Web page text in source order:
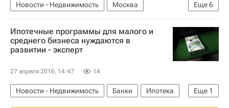
Еще6
Новости - Недвижимость
Москва
Памятники
Снос
Архитектура
Земельные участки
Городская среда
Россия
Ипотечные программы для малого и
среднего бизнеса нуждаются в
развитии - эксперт
27 апреля 2016, 14:47 14
Еще 1
Новости - Недвижимость Банки
Ипотека